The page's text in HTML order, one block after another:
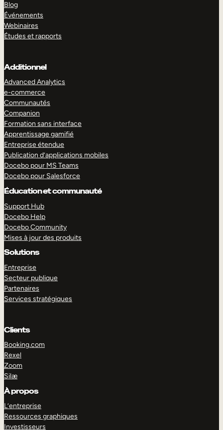
Blog
Événements
Webinaires
Études et rapports
Additionnel
Advanced Analytics
e-commerce
Communautés
Companion
Formation sans interface
Apprentissage gamifié
Entreprise étendue
Publication d’applications mobiles
Docebo pour MS Teams
Docebo pour Salesforce
Éducation et communauté
Support Hub
Docebo Help
Docebo Community
Mises à jour des produits
Solutions
Entreprise
Secteur publique
Partenaires
Services stratégiques
Clients
Booking.com
Rexel
Zoom
Silæ
À propos
L’entreprise
Ressources graphiques
Investisseurs